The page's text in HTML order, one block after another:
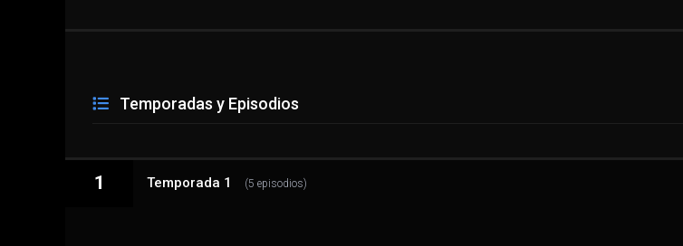
Temporadas y Episodios
1 Temporada 1 (5 episodios)